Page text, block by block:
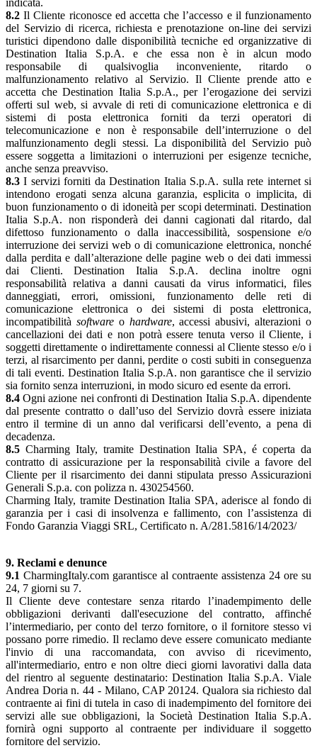
indicata.
8.2 Il Cliente riconosce ed accetta che l’accesso e il funzionamento
del Servizio di ricerca, richiesta e prenotazione on-line dei servizi
turistici dipendono dalle disponibilità tecniche ed organizzative di
Destination Italia S.p.A. e che essa non è in alcun modo
responsabile di qualsivoglia inconveniente, ritardo o
malfunzionamento relativo al Servizio. Il Cliente prende atto e
accetta che Destination Italia S.p.A., per l’erogazione dei servizi
offerti sul web, si avvale di reti di comunicazione elettronica e di
sistemi di posta elettronica forniti da terzi operatori di
telecomunicazione e non è responsabile dell’interruzione o del
malfunzionamento degli stessi. La disponibilità del Servizio può
essere soggetta a limitazioni o interruzioni per esigenze tecniche,
anche senza preavviso.
8.3 I servizi forniti da Destination Italia S.p.A. sulla rete internet si
intendono erogati senza alcuna garanzia, esplicita o implicita, di
buon funzionamento o di idoneità per scopi determinati. Destination
Italia S.p.A. non risponderà dei danni cagionati dal ritardo, dal
difettoso funzionamento o dalla inaccessibilità, sospensione e/o
interruzione dei servizi web o di comunicazione elettronica, nonché
dalla perdita e dall’alterazione delle pagine web o dei dati immessi
dai Clienti. Destination Italia S.p.A. declina inoltre ogni
responsabilità relativa a danni causati da virus informatici, files
danneggiati, errori, omissioni, funzionamento delle reti di
comunicazione elettronica o dei sistemi di posta elettronica,
incompatibilità softwareo hardware, accessi abusivi, alterazioni o
cancellazioni dei dati e non potrà essere tenuta verso il Cliente, i
soggetti direttamente o indirettamente connessi al Cliente stesso e/o i
terzi, al risarcimento per danni, perdite o costi subiti in conseguenza
di tali eventi. Destination Italia S.p.A. non garantisce che il servizio
sia fornito senza interruzioni, in modo sicuro ed esente da errori.
8.4 Ogni azione nei confronti di Destination Italia S.p.A. dipendente
dal presente contratto o dall’uso del Servizio dovrà essere iniziata
entro il termine di un anno dal verificarsi dell’evento, a pena di
decadenza.
8.5 Charming Italy, tramite Destination Italia SPA, é coperta da
contratto di assicurazione per la responsabilità civile a favore del
Cliente per il risarcimento dei danni stipulata presso Assicurazioni
Generali S.p.a. con polizza n. 430254560.
Charming Italy, tramite Destination Italia SPA, aderisce al fondo di
garanzia per i casi di insolvenza e fallimento, con l’assistenza di
Fondo Garanzia Viaggi SRL, Certificato n. A/281.5816/14/2023/
9. Reclami e denunce
9.1 CharmingItaly.com garantisce al contraente assistenza 24 ore su
24, 7 giorni su 7.
Il Cliente deve contestare senza ritardo l’inadempimento delle
obbligazioni derivanti dall'esecuzione del contratto, affinché
l’intermediario, per conto del terzo fornitore, o il fornitore stesso vi
possano porre rimedio. Il reclamo deve essere comunicato mediante
l'invio di una raccomandata, con avviso di ricevimento,
all'intermediario, entro e non oltre dieci giorni lavorativi dalla data
del rientro al seguente destinatario: Destination Italia S.p.A. Viale
Andrea Doria n. 44 - Milano, CAP 20124. Qualora sia richiesto dal
contraente ai fini di tutela in caso di inadempimento del fornitore dei
servizi alle sue obbligazioni, la Società Destination Italia S.p.A.
fornirà ogni supporto al contraente per individuare il soggetto
fornitore del servizio.